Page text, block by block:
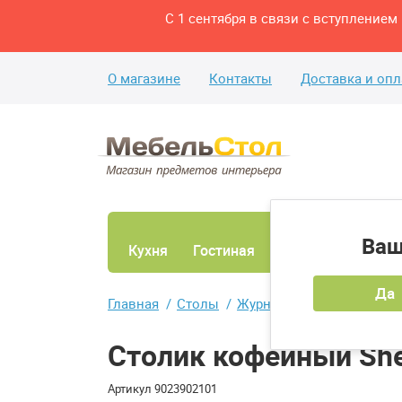
С 1 сентября в связи с
О магазине Контакты Доставка и
Да
Кухня Гостиная
Главная Столы Журнальные столы
Столик кофейный
Артикул 9023902101